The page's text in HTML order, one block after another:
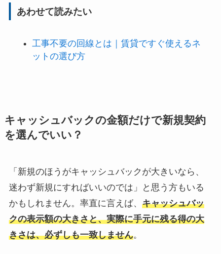
あわせて読みたい
工事不要の回線とは｜賃貸ですぐ使えるネ
ットの選び方
キャッシュバックの金額だけで新規契約
を選んでいい？
「新規のほうがキャッシュバックが大きいなら、
迷わず新規にすればいいのでは」と思う方もいる
かもしれません。率直に言えば、 キャッシュバッ
クの表示額の大きさと、実際に手元に残る得の大
きさは、必ずしも一致しません。